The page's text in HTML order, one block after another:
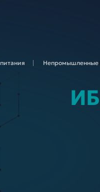
питания Непромышленные